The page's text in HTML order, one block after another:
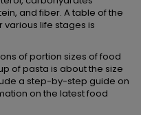
and fiber. A table of the
life stages is
of portion sizes of food
of pasta is about the size
a step-by-step guide on
on the latest food